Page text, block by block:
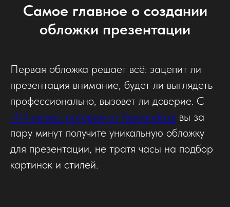
Самое главное о создании
обложки презентации
Первая обложка решает всё: зацепит ли
презентация внимание, будет ли выглядеть
профессионально, вызовет ли доверие. С
ИИ-иллюстратором от Komanda.ai вы за
пару минут получите уникальную обложку
для презентации, не тратя часы на подбор
картинок и стилей.